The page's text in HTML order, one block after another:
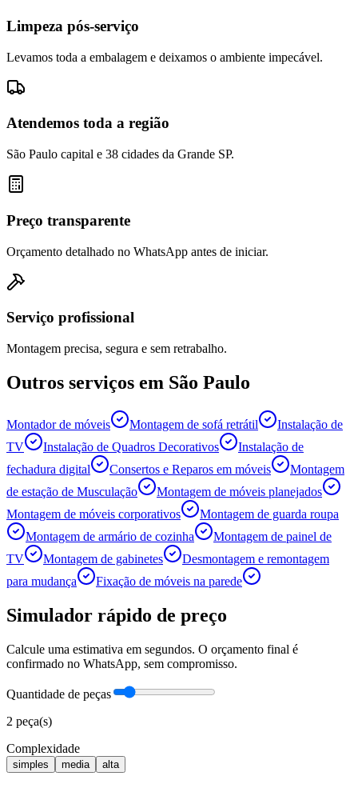
Limpeza pós-serviço
Levamos toda a embalagem e deixamos o ambiente impecável.
Atendemos toda a região
São Paulo capital e 38 cidades da Grande SP.
Preço transparente
Orçamento detalhado no WhatsApp antes de iniciar.
Serviço profissional
Montagem precisa, segura e sem retrabalho.
Outros serviços em São Paulo
Montador de móveis Montagem de sofá retrátil
Instalação de
TV
Instalação de Quadros Decorativos
Instalação de
fechadura digital
Consertos e Reparos em móveis
Montagem
de estação de Musculação
Montagem de móveis planejados
Montagem de móveis corporativos
Montagem de guarda roupa
Montagem de armário de cozinha
Montagem de painel de
TV
Montagem de gabinetes
Desmontagem e remontagem
para mudança
Fixação de móveis na parede
Simulador rápido de preço
Calcule uma estimativa em segundos. O orçamento final é
confirmado no WhatsApp, sem compromisso.
Quantidade de peças
2 peça(s)
Complexidade
simples media alta